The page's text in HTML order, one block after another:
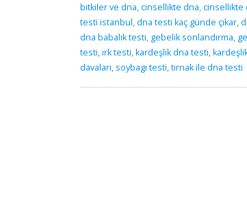
bitkiler ve dna,cinsellikte dna,cinsellikte
testi istanbul,dna testi kaç günde çıkar,
dna babalık testi, gebelik sonlandırma,
testi,ırk testi,kardeşlik dna testi,
davaları, soybagı testi,tırnak ile dna testi